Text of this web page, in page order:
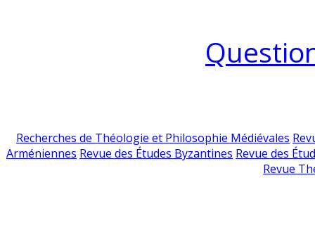
Recherches de Théologie et Philosophie Médiévales
Arméniennes Revue des Études Byzantines Revue des
Revue